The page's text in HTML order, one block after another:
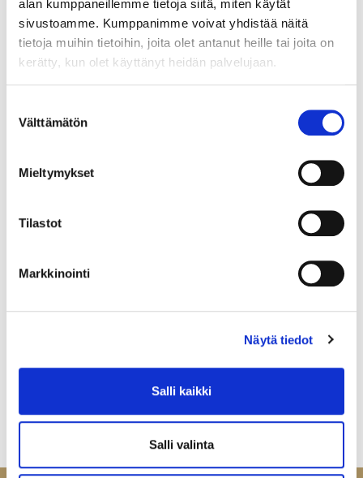
alan kumppaneillemme tietoja siitä, miten käytät
sivustoamme. Kumppanimme voivat yhdistää näitä
tietoja muihin tietoihin, joita olet antanut heille tai joita on
kerätty, kun olet käyttänyt heidän palvelujaan.
valinta
Välttämätön
Mieltymykset
Tilastot
Markkinointi
Näytä tiedot
Salli kaikki
Salli valinta
mail@helatukku.com
Määrä pakkauksessa:
1